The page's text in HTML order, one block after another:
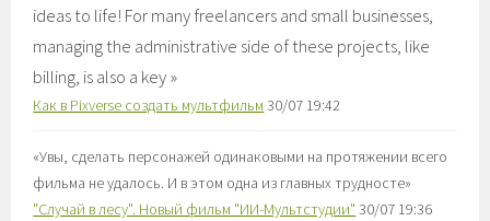
ideas to life! For many freelancers and small businesses,
managing the administrative side of these projects, like
billing, is also a key»
Как в Pixverse создать мультфильм 30/07 19:42
«Увы, сделать персонажей одинаковыми на протяжении всего
фильма не удалось. И в этом одна из главных трудносте»
"Случай в лесу". Новый фильм "ИИ-Мультстудии" 30/07 19:36